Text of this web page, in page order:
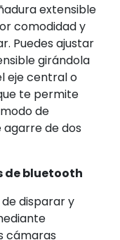
extensible
comodidad y
Puedes ajustar
girándola
eje central o
te permite
de
agarre de dos
de bluetooth
disparar y
cámaras